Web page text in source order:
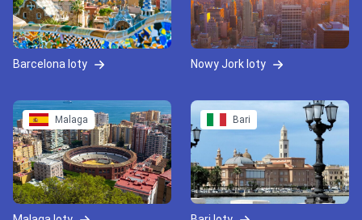
Barcelona loty Nowy Jork loty
Malaga Bari